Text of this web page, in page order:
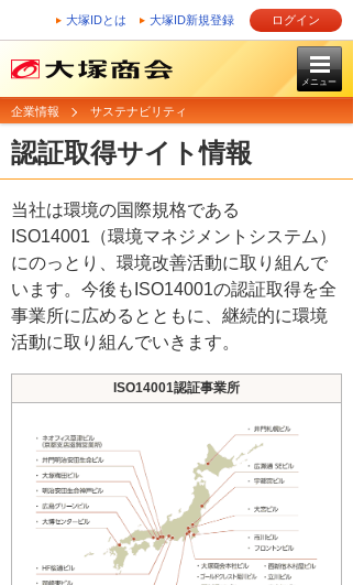
大塚IDとは 大塚ID新規登録 ログイン
メニュー
企業情報 サステナビリティ
認証取得サイト情報
当社は環境の国際規格である
ISO14001（環境マネジメントシステム）
にのっとり、環境改善活動に取り組んで
います。今後もISO14001の認証取得を全
事業所に広めるとともに、継続的に環境
活動に取り組んでいきます。
ISO14001認証事業所